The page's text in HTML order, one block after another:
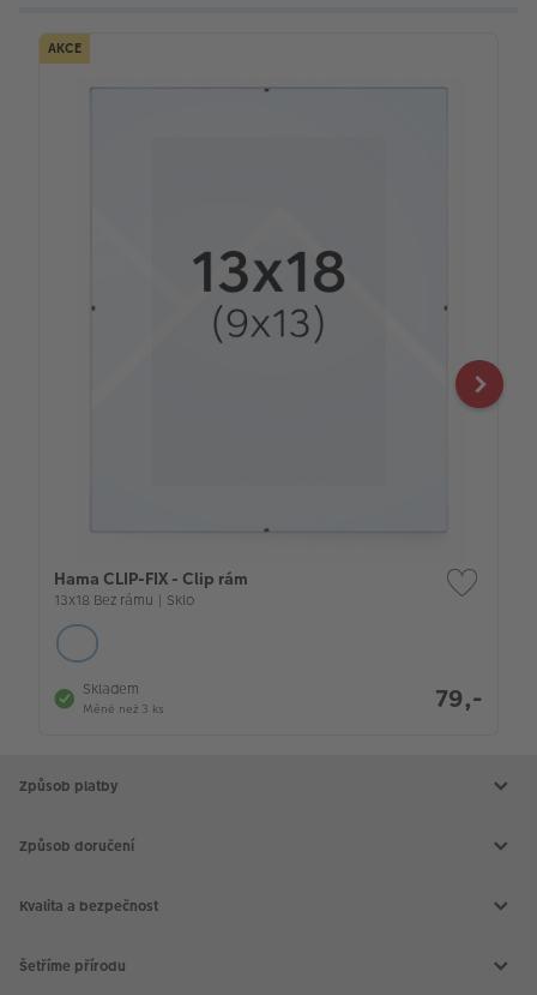
AKCE
Hama CLIP-FIX - Clip rám
13x18 Bez rámu | Sklo
Skladem
Méně než 3 ks 79,-
Způsob platby
Způsob doručení
Kvalita a bezpečnost
Šetříme přírodu